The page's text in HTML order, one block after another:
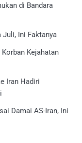
di Bandara
Juli, Ini Faktanya
Kejahatan
Iran Hadiri
Damai AS-Iran, Ini